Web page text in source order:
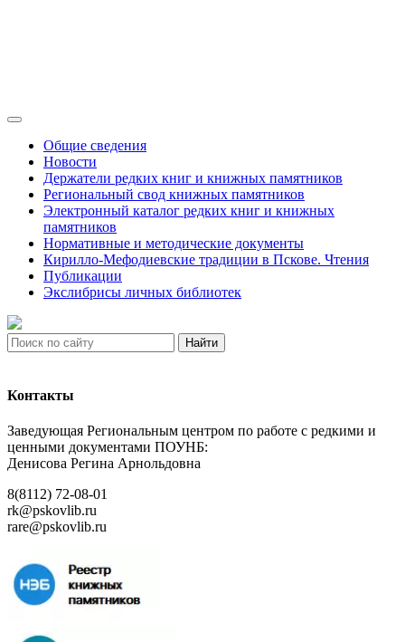
Общие сведения
Новости
Держатели редких книг и книжных памятников
Региональный свод книжных памятников
Электронный каталог редких книг и книжных
памятников
Нормативные и методические документы
Кирилло-Мефодиевские традиции в Пскове. Чтения
Публикации
Экслибрисы личных библиотек
Найти
Контакты
Заведующая Региональным центром по работе с редкими и
ценными документами ПОУНБ:
Денисова Регина Арнольдовна
8(8112) 72-08-01
rk@pskovlib.ru
rare@pskovlib.ru